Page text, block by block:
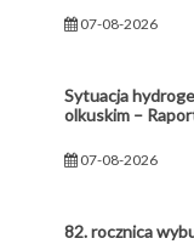
07-08-2026
Sytuacja
olkuskim –
07-08-2026
82. rocznica